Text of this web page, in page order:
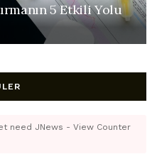
5 Etkili Yolu
need JNews - View Counter